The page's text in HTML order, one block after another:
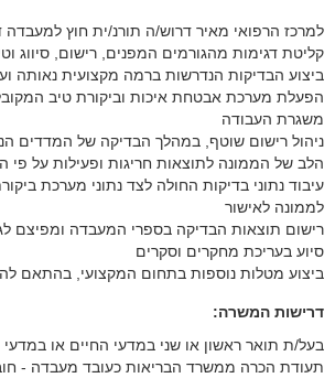
למרכז הרפואי מאיר דרוש/ה תורנ/ית חוץ למעבדה
קליטת דגימות מהגורמים המפנים, רישום, סיווג
ביצוע הבדיקות הנדרשות ברמה מקצועית נאותה
הפעלת מערכת אבטחת איכות וביקורת טיב
משגרת העבודה
ניהול רישום שוטף, במהלך הבדיקה של המדדים
הלב של הממונה לתוצאות חריגות ופעילות על פי
עיבוד נתוני בדיקות החולה לצד נתוני מערכת
לממונה לאישור
רישום תוצאות הבדיקה בספרי המעבדה ומפיצם
סיוע בעריכת מחקרים וסקרים
ביצוע מטלות נוספות בתחום המקצועי, בהתאם
דרישות המשרה:
בעל/ת תואר ראשון או שני במדעי החיים או
תעודת הכרה ממשרד הבריאות כעובד מעבדה -